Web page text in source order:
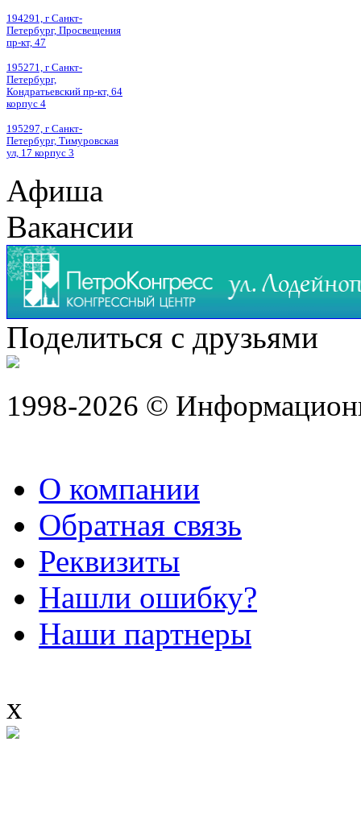
194291, г Санкт-
Петербург, Просвещения
пр-кт, 47
195271, г Санкт-
Петербург,
Кондратьевский пр-кт, 64
корпус 4
195297, г Санкт-
Петербург, Тимуровская
ул, 17 корпус 3
Афиша
Вакансии
Поделиться с друзьями
1998-2026 ©
О компании
Обратная связь
Реквизиты
Нашли ошибку?
Наши партнеры
x